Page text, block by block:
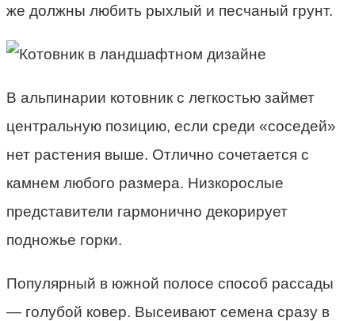
же должны любить рыхлый и песчаный грунт.
В альпинарии котовник с легкостью займет
центральную позицию, если среди «соседей»
нет растения выше. Отлично сочетается с
камнем любого размера. Низкорослые
представители гармонично декорирует
подножье горки.
Популярный в южной полосе способ рассады
— голубой ковер. Высеивают семена сразу в